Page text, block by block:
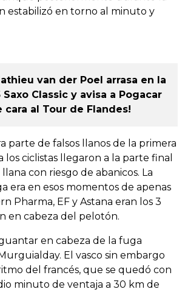
estabilizó en torno al minuto y
van der Poel arrasa en la
Saxo Classic y avisa a Pogacar
cara al Tour de Flandes!
parte de falsos llanos de la primera
los ciclistas llegaron a la parte final
con riesgo de abanicos. La
era en esos momentos de apenas
Pharma, EF y Astana eran los 3
en cabeza del pelotón.
en cabeza de la fuga
El vasco sin embargo
del francés, que se quedó con
minuto de ventaja a 30 km de